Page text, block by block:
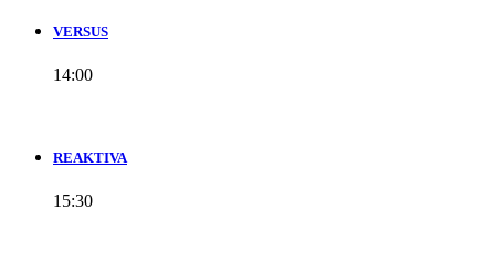
VERSUS
14:00
REAKTIVA
15:30